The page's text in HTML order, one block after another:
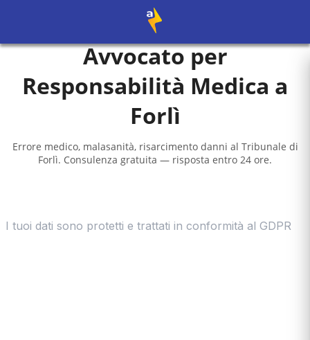
Avvocato per
Responsabilità Medica a
Forlì
Errore medico, malasanità, risarcimento danni al Tribunale di
Forlì. Consulenza gratuita — risposta entro 24 ore.